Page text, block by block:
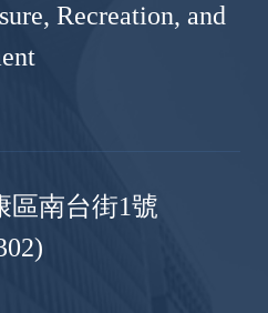
Recreation, and
區南台街1號